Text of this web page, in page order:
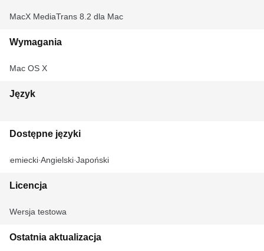
MacX MediaTrans 8.2 dla Mac
Wymagania
Mac OS X
Język
Dostępne języki
Niemiecki Angielski Japoński
Licencja
Wersja testowa
Ostatnia aktualizacja